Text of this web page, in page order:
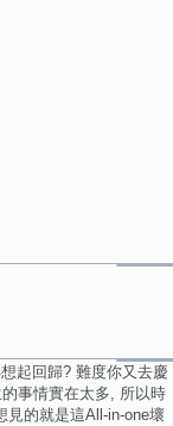
起回歸? 難度你又去慶
事情實在太多, 所以時
見的就是這All-in-one壞